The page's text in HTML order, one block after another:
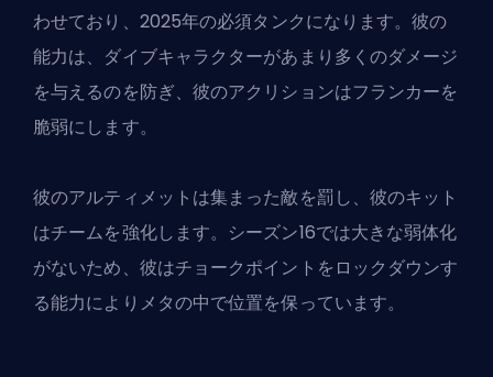
わせており、2025年の必須タンクになります。彼の
能力は、ダイブキャラクターがあまり多くのダメージ
を与えるのを防ぎ、彼のアクリションはフランカーを
脆弱にします。
彼のアルティメットは集まった敵を罰し、彼のキット
はチームを強化します。シーズン16では大きな弱体化
がないため、彼はチョークポイントをロックダウンす
る能力によりメタの中で位置を保っています。